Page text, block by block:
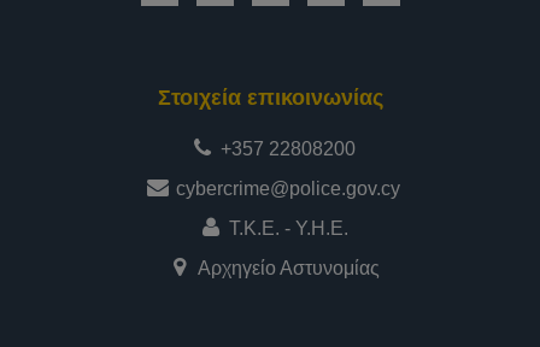
Στοιχεία επικοινωνίας
+357 22808200
cybercrime@police.gov.cy
Τ.Κ.Ε. - Υ.Η.Ε.
Αρχηγείο Αστυνομίας